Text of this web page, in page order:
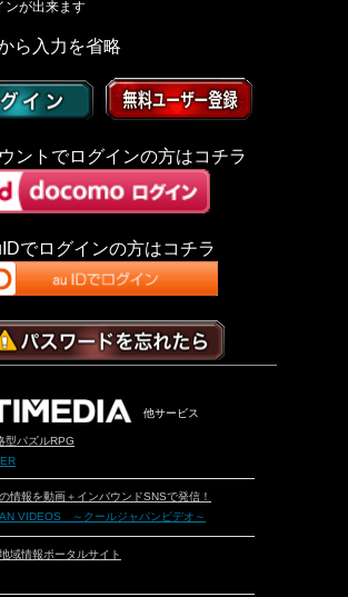
ンが出来ます
ら入力を省略
ントでログインの方はコチラ
でログインの方はコチラ
他サービス
型パズルRPG
情報を動画＋インバウンドSNSで発信！
VIDEOS ～クールジャパンビデオ～
域情報ポータルサイト